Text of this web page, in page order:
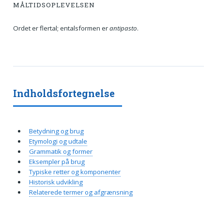
MÅLTIDSOPLEVELSEN
Ordet er flertal; entalsformen erantipasto.
Indholdsfortegnelse
Betydning og brug
Etymologi og udtale
Grammatik og former
Eksempler på brug
Typiske retter og komponenter
Historisk udvikling
Relaterede termer og afgrænsning